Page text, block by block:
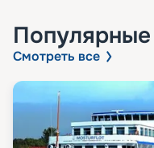
Популярные
Смотреть все